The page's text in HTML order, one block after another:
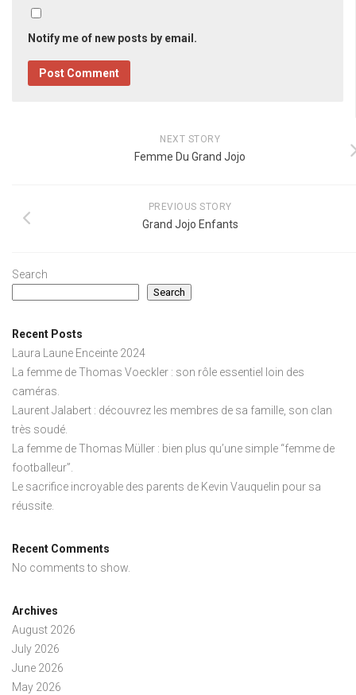
Notify me of new posts by email.
NEXT STORY
Femme Du Grand Jojo
PREVIOUS STORY
Grand Jojo Enfants
Search
Search
Recent Posts
Laura Laune Enceinte 2024
La femme de Thomas Voeckler : son rôle essentiel loin des
caméras.
Laurent Jalabert : découvrez les membres de sa famille, son clan
très soudé.
La femme de Thomas Müller : bien plus qu’une simple “femme de
footballeur”.
Le sacrifice incroyable des parents de Kevin Vauquelin pour sa
réussite.
Recent Comments
No comments to show.
Archives
August 2026
July 2026
June 2026
May 2026